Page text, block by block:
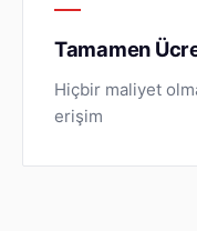
Tamamen
Hiçbir maliyet
erişim